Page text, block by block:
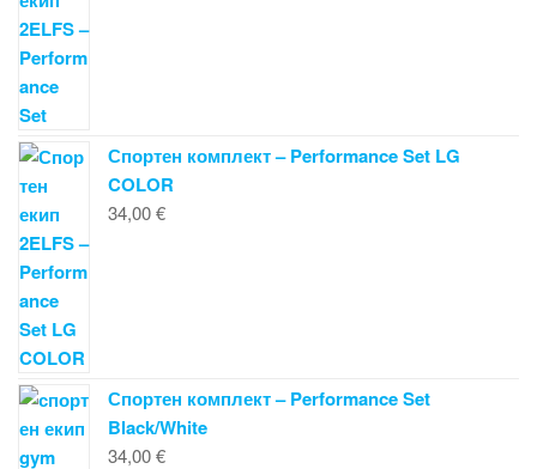
Спортен комплект – Performance Set LG
COLOR
34,00€
Спортен комплект – Performance Set
Black/White
34,00€